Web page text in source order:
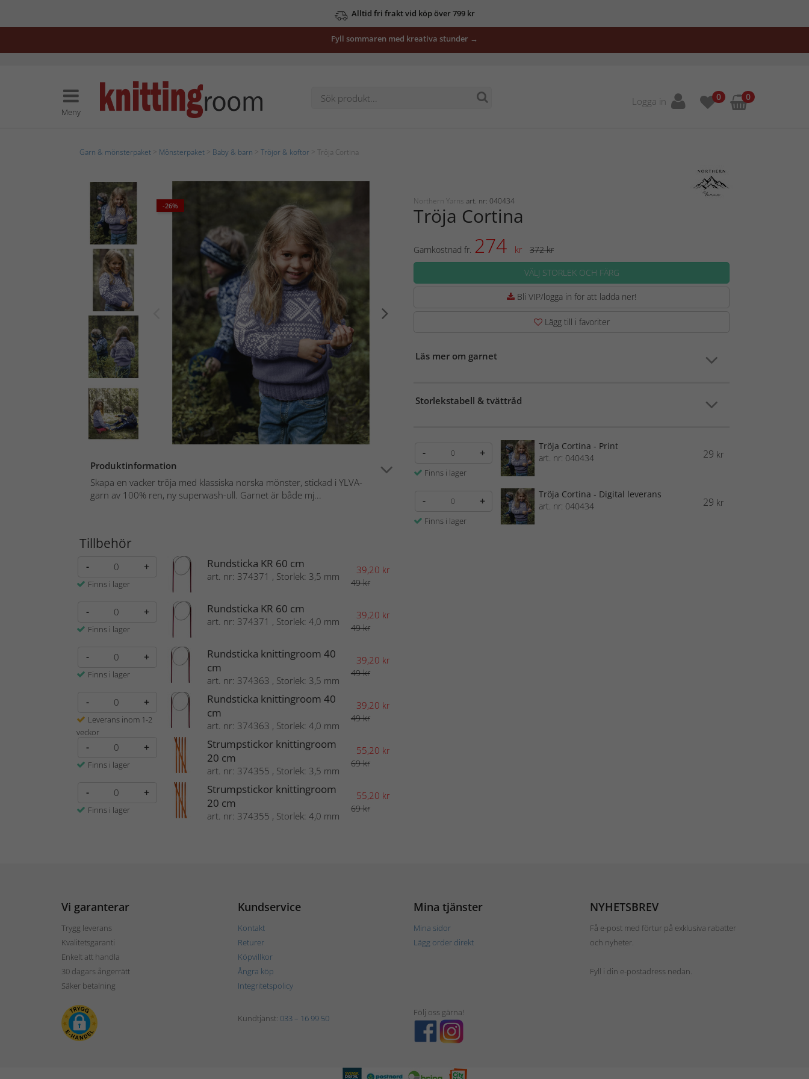
Alltid fri frakt vid köp över 799 kr
Fyll sommaren med kreativa stunder →
Meny
Logga in 0 0
Garn & mönsterpaket Mönsterpaket Baby & barn Tröjor & koftor > Tröja Cortina
-26%
Produktinformation
Skapa en vacker tröja med klassiska norska mönster, stickad i YLVA-
garn av 100% ren, ny superwash-ull. Garnet är både mj...
Northern Yarns art. nr: 040434
Tröja Cortina
Garnkostnad fr. 274 kr
372 kr
VÄLJ STORLEK OCH FÄRG
Bli VIP/logga in för att ladda ner!
Lägg till i favoriter
Läs mer om garnet
Storlekstabell & tvättråd
- +
Finns i lager
Tröja Cortina - Print
art. nr: 040434
29 kr
- +
Finns i lager
Tröja Cortina - Digital leverans
art. nr: 040434
29 kr
Tillbehör
- +
Finns i lager
Rundsticka KR 60 cm
art. nr: 374371 , Storlek: 3,5 mm
39,20 kr
49 kr
- +
Finns i lager
Rundsticka KR 60 cm
art. nr: 374371 , Storlek: 4,0 mm
39,20 kr
49 kr
- +
Finns i lager
Rundsticka knittingroom 40
cm
art. nr: 374363 , Storlek: 3,5 mm
39,20 kr
49 kr
- +
Leverans inom 1-2
veckor
Rundsticka knittingroom 40
cm
art. nr: 374363 , Storlek: 4,0 mm
39,20 kr
49 kr
- +
Finns i lager
Strumpstickor knittingroom
20 cm
art. nr: 374355 , Storlek: 3,5 mm
55,20 kr
69 kr
- +
Finns i lager
Strumpstickor knittingroom
20 cm
art. nr: 374355 , Storlek: 4,0 mm
55,20 kr
69 kr
Vi garanterar
Trygg leverans
Kvalitetsgaranti
Enkelt att handla
30 dagars ångerrätt
Säker betalning
Kundservice
Kontakt
Returer
Köpvillkor
Ångra köp
Integritetspolicy
Mina tjänster
Mina sidor
Lägg order direkt
NYHETSBREV
Få e-post med förtur på exklusiva rabatter
och nyheter.
Fyll i din e-postadress nedan.
Kundtjänst: 033 – 16 99 50
Följ oss gärna!